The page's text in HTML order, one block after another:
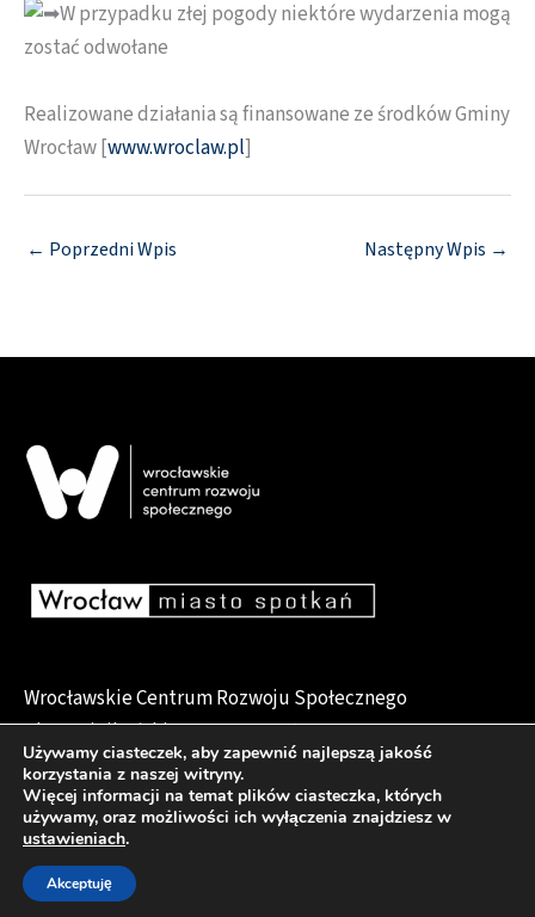
W przypadku złej pogody niektóre wydarzenia mogą
zostać odwołane
Realizowane działania są finansowane ze środków Gminy
Wrocław [www.wroclaw.pl]
← Poprzedni Wpis Następny Wpis →
Wrocławskie Centrum Rozwoju Społecznego
pl. Dominikański 6, 50-159 Wrocław
Deklaracja dostępności
Używamy ciasteczek, aby zapewnić najlepszą jakość
korzystania z naszej witryny.
Więcej informacji na temat plików ciasteczka, których
używamy, oraz możliwości ich wyłączenia znajdziesz w
ustawieniach.
Akceptuję